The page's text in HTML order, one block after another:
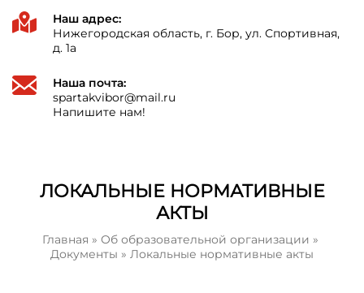
Наш адрес:
Нижегородская область, г. Бор, ул. Спортивная,
д. 1а
Наша почта:
spartakvibor@mail.ru
Напишите нам!
ЛОКАЛЬНЫЕ НОРМАТИВНЫЕ
АКТЫ
Главная » Об образовательной организации »
Документы » Локальные нормативные акты